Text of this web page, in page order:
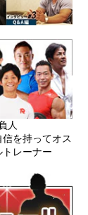
人
を持ってオス
レーナー